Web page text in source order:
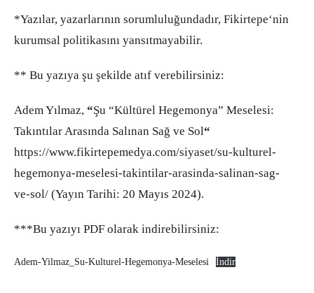
*Yazılar, yazarlarının sorumluluğundadır, Fikirtepe‘nin
kurumsal politikasını yansıtmayabilir.
** Bu yazıya şu şekilde atıf verebilirsiniz:
Adem Yılmaz, “Şu “Kültürel Hegemonya” Meselesi:
Takıntılar Arasında Salınan Sağ ve Sol“
https://www.fikirtepemedya.com/siyaset/su-kulturel-
hegemonya-meselesi-takintilar-arasinda-salinan-sag-
ve-sol/ (Yayın Tarihi: 20 Mayıs 2024).
***Bu yazıyı PDF olarak indirebilirsiniz:
Adem-Yilmaz_Su-Kulturel-Hegemonya-Meselesi İndir